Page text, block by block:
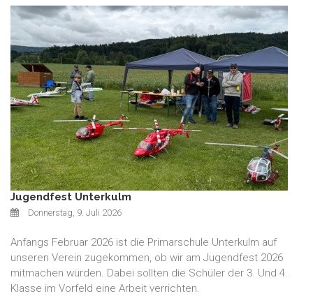
Jugendfest Unterkulm
Donnerstag, 9. Juli 2026
Anfangs Februar 2026 ist die Primarschule Unterkulm auf
unseren Verein zugekommen, ob wir am Jugendfest 2026
mitmachen würden. Dabei sollten die Schüler der 3. Und 4.
Klasse im Vorfeld eine Arbeit verrichten.